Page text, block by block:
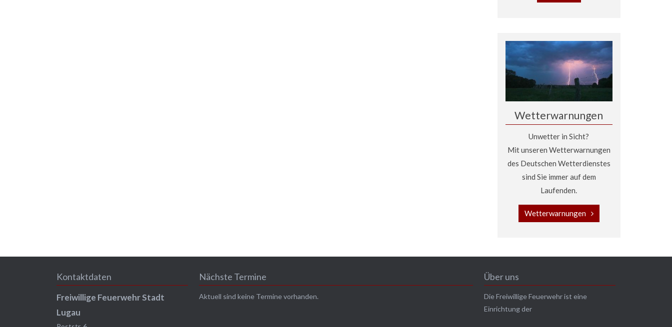
Wetterwarnungen
Unwetter in Sicht?
Mit unseren Wetterwarnungen
des Deutschen Wetterdienstes
sind Sie immer auf dem
Laufenden.
Wetterwarnungen
Kontaktdaten
Freiwillige Feuerwehr Stadt
Lugau
Nächste Termine
Aktuell sind keine Termine vorhanden.
Über uns
Die Freiwillige Feuerwehr ist eine
Einrichtung der